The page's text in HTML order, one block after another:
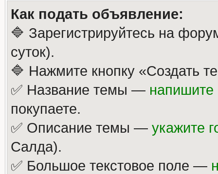
Как подать объявление:
🔷 Зарегистрируйтесь на
суток).
🔷 Нажмите кнопку «Создать
✅ Название темы — напишите
покупаете.
✅ Описание темы — укажите
Салда).
✅ Большое текстовое поле —